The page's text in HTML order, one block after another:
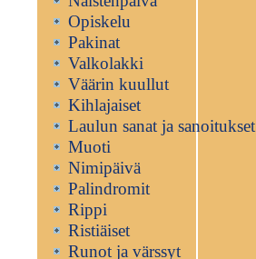
Opiskelu
Pakinat
Valkolakki
Väärin kuullut
Kihlajaiset
Laulun sanat ja sanoitukset
Muoti
Nimipäivä
Palindromit
Rippi
Ristiäiset
Runot ja värssyt